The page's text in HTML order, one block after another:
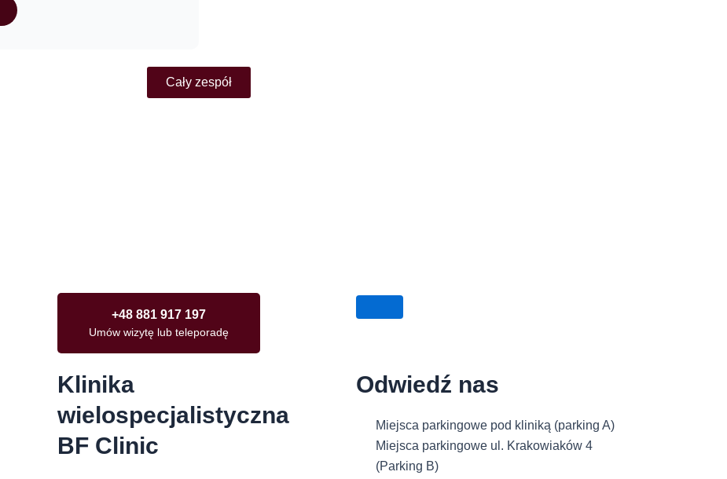
Cały zespół
+48 881 917 197
Umów wizytę lub teleporadę
Klinika
wielospecjalistyczna
BF Clinic
Odwiedź nas
Miejsca parkingowe pod kliniką (parking A)
Miejsca parkingowe ul. Krakowiaków 4
(Parking B)